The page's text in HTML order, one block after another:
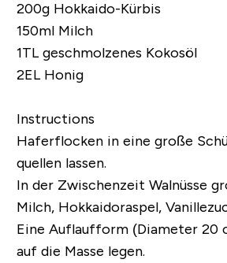
200g Hokkaido-Kürbis
150ml Milch
1TL geschmolzenes Kokosöl
2EL Honig
Instructions
Haferflocken in eine große
quellen lassen.
In der Zwischenzeit Walnüsse
Milch, Hokkaidoraspel,
Eine Auflaufform (Diameter 20
auf die Masse legen.